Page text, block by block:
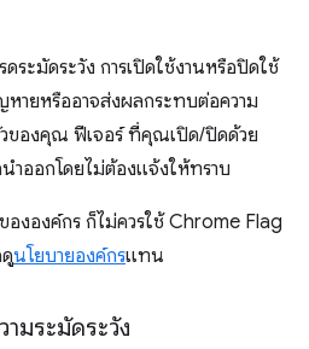
ระมัดระวัง การเปิดใช้งานหรือปิดใช้
ายหรืออาจส่งผลกระทบต่อความ
ของคุณ ฟีเจอร์ ที่คุณเปิด/ปิดด้วย
ออกโดยไม่ต้องแจ้งให้ทราบ
งองค์กร ก็ไม่ควรใช้ Chrome Flag
นโยบายองค์กรแทน
มระมัดระวัง